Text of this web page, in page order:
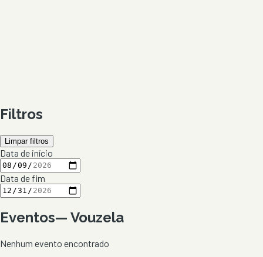
Filtros
Limpar filtros
Data de início
Data de fim
Eventos— Vouzela
Nenhum evento encontrado